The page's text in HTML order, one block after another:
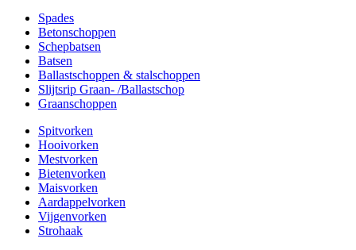
Spades
Betonschoppen
Schepbatsen
Batsen
Ballastschoppen & stalschoppen
Slijtsrip Graan- /Ballastschop
Graanschoppen
Spitvorken
Hooivorken
Mestvorken
Bietenvorken
Maisvorken
Aardappelvorken
Vijgenvorken
Strohaak